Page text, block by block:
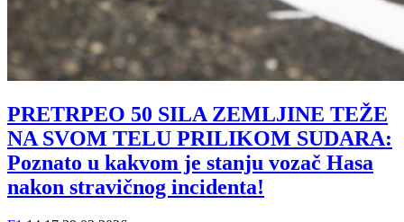
PRETRPEO 50 SILA ZEMLJINE TEŽE
NA SVOM TELU PRILIKOM SUDARA:
Poznato u kakvom je stanju vozač Hasa
nakon stravičnog incidenta!